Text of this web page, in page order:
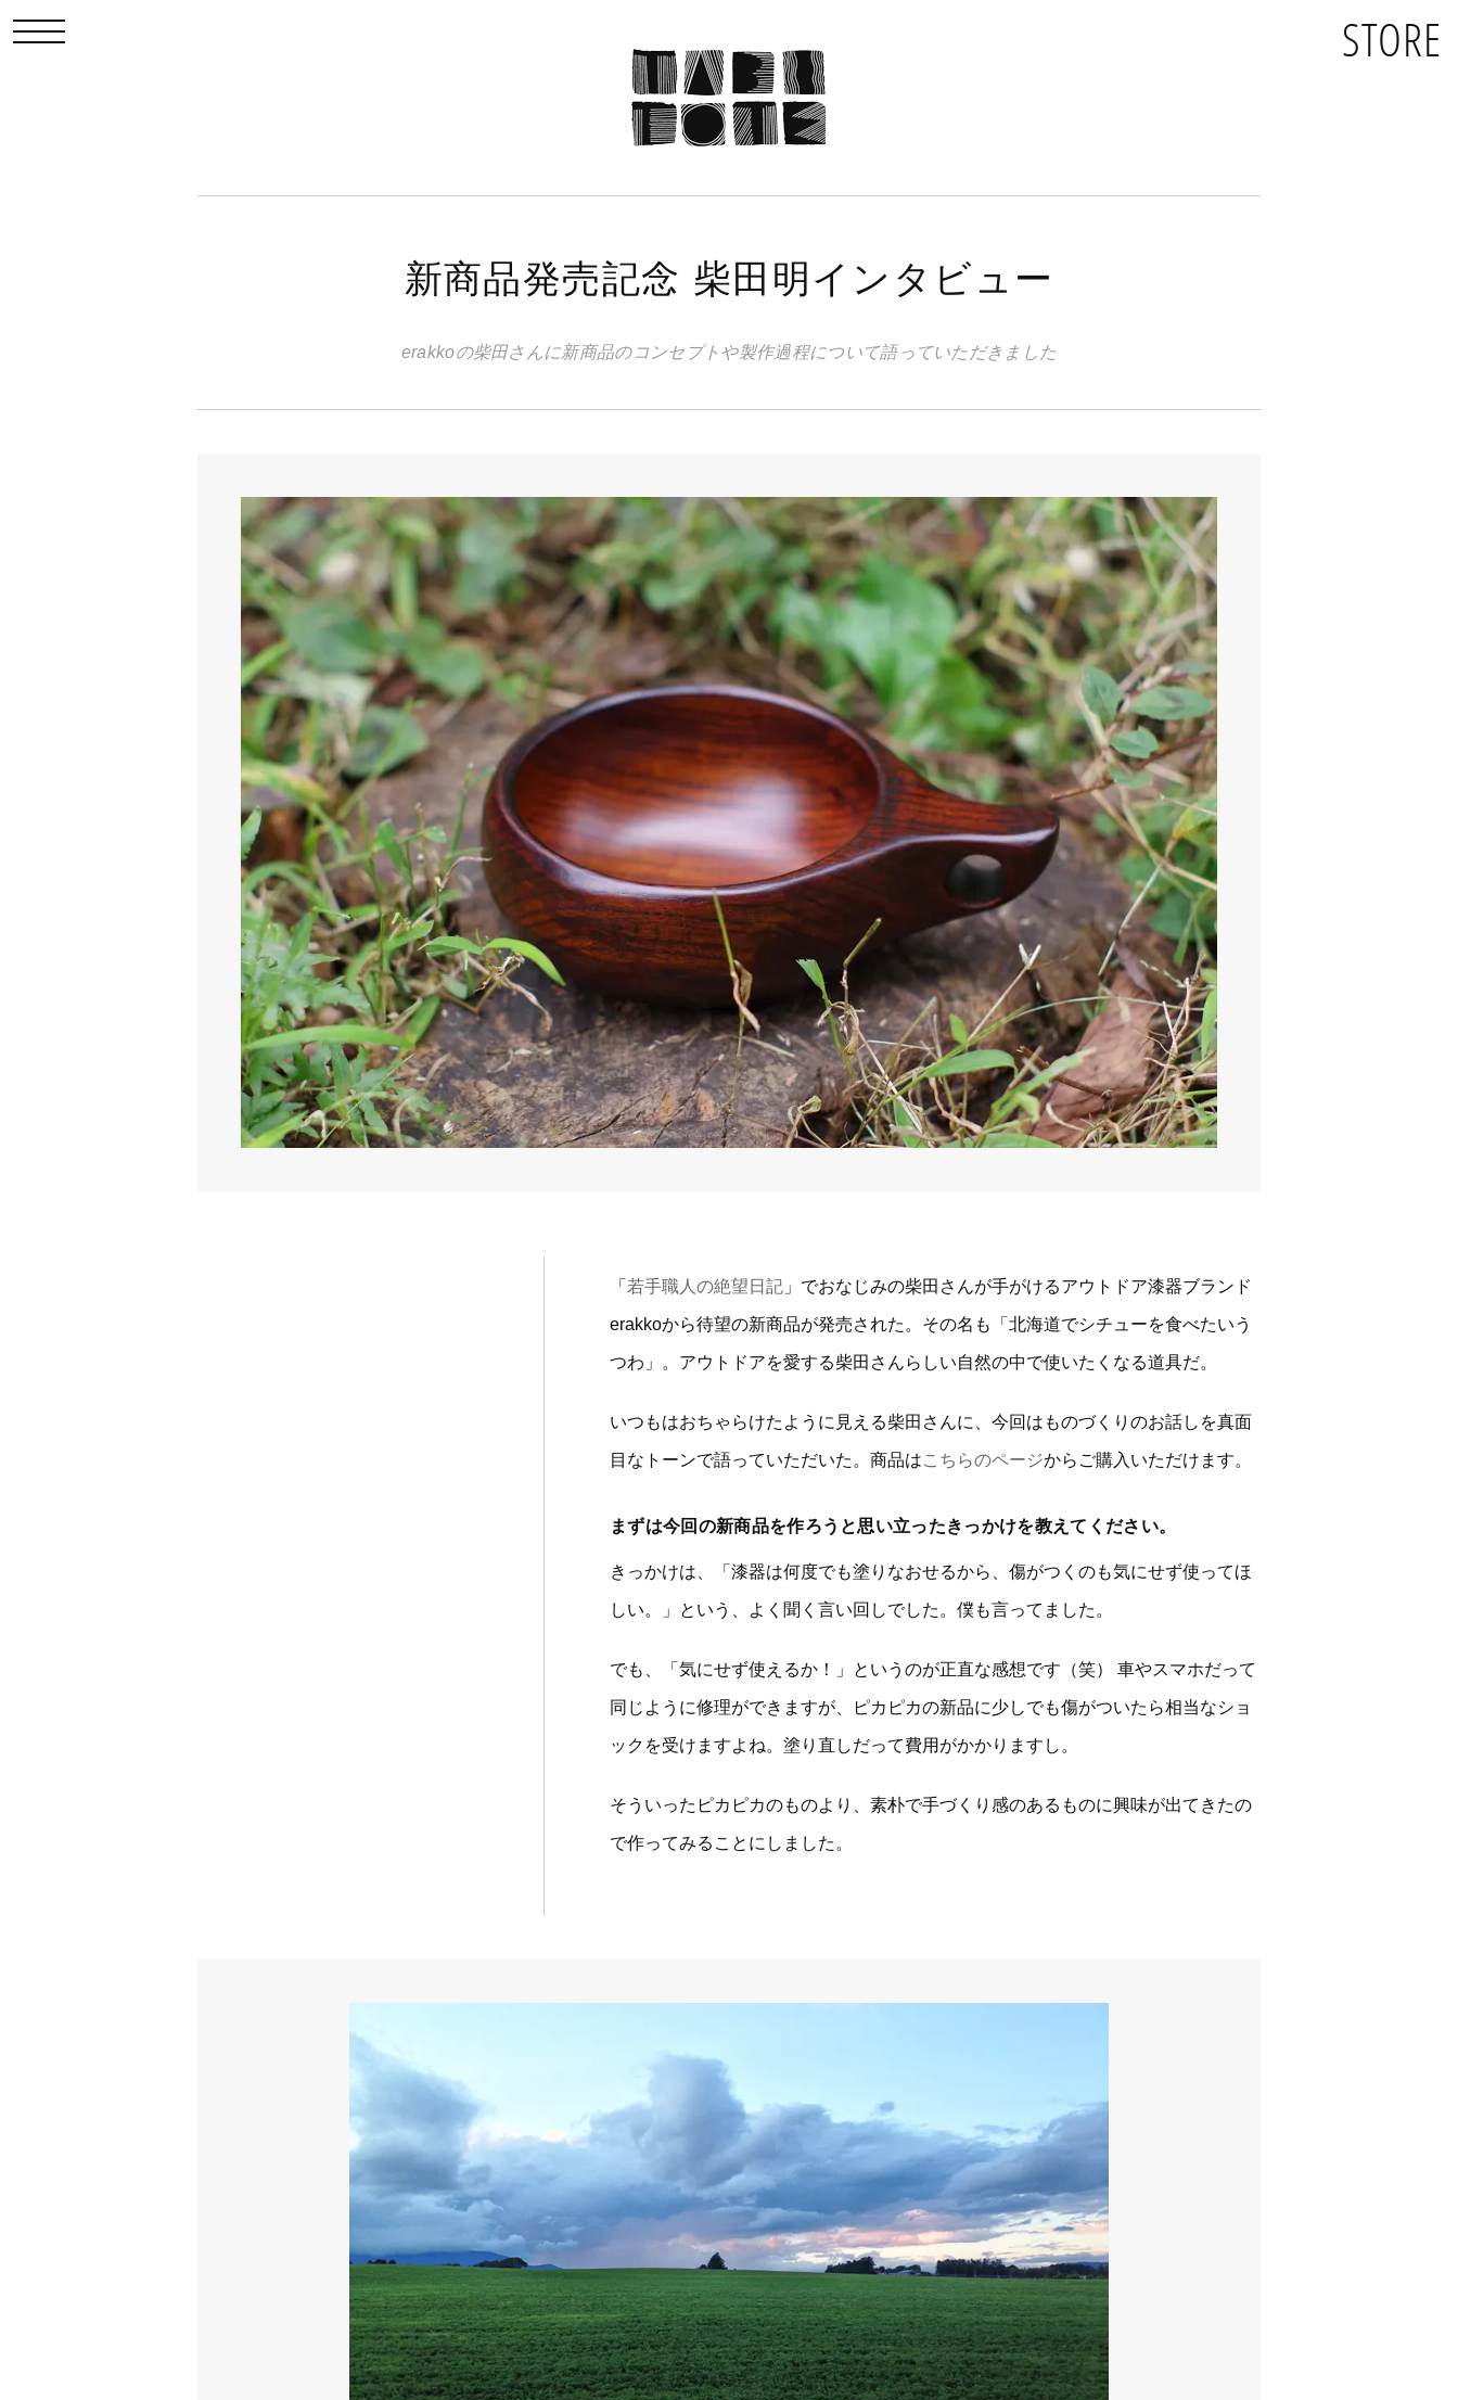
STORE
toggle navigation
新商品発売記念 柴田明インタビュー
erakkoの柴田さんに新商品のコンセプトや製作過程について語っていただきました
「 若手職人の絶望日記 」でおなじみの柴田さんが手がけるアウトドア漆器ブランド
erakkoから待望の新商品が発売された。その名も「北海道でシチューを食べたいう
つわ」。アウトドアを愛する柴田さんらしい自然の中で使いたくなる道具だ。
いつもはおちゃらけたように見える柴田さんに、今回はものづくりのお話しを真面
目なトーンで語っていただいた。商品はこちらのページからご購入いただけます。
まずは今回の新商品を作ろうと思い立ったきっかけを教えてください。
きっかけは、「漆器は何度でも塗りなおせるから、傷がつくのも気にせず使ってほ
しい。」という、よく聞く言い回しでした。僕も言ってました。
でも、「気にせず使えるか！」というのが正直な感想です（笑） 車やスマホだって
同じように修理ができますが、ピカピカの新品に少しでも傷がついたら相当なショ
ックを受けますよね。塗り直しだって費用がかかりますし。
そういったピカピカのものより、素朴で手づくり感のあるものに興味が出てきたの
で作ってみることにしました。